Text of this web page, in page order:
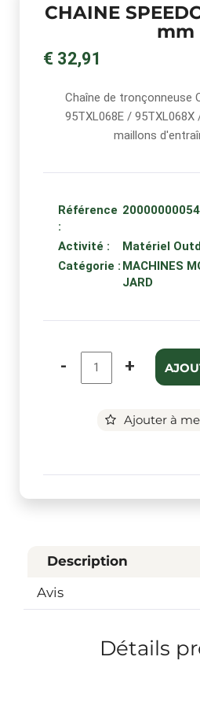
CHAINE
mm
€ 32,91
Chaîne de tronçonneuse
95TXL068E / 95TXL068X
maillons
Référence
:
Activité :
Matériel
Catégorie : MACHINES
JARD
- +
Ajouter à
Description
Avis
Détails